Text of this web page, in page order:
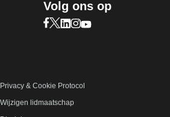
Volg ons op
Bezoek onze Facebook
Bezoek onze X pagina
Bezoek onze LinkedIn
Bezoek onze
Bezoek onze
Privacy & Cookie Protocol
Wijzigen lidmaatschap